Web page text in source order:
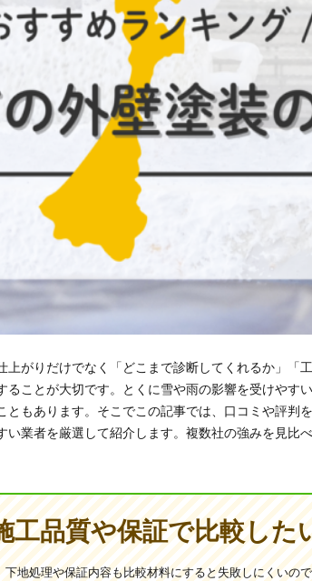
がりだけでなく「どこまで診断してくれるか」「
ことが大切です。とくに雪や雨の影響を受けやす
もあります。そこでこの記事では、口コミや評判
業者を厳選して紹介します。複数社の強みを見比
品質や保証で比較した
地処理や保証内容も比較材料にすると失敗しにくいの